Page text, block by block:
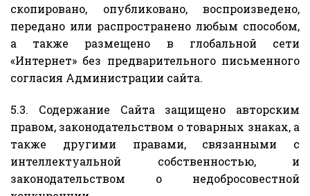
скопировано, опубликовано, воспроизведено,
передано или распространено любым способом,
а также размещено в глобальной сети
«Интернет» без предварительного письменного
согласия Администрации сайта.
5.3. Содержание Сайта защищено авторским
правом, законодательством о товарных знаках, а
также другими правами, связанными с
интеллектуальной собственностью, и
законодательством о недобросовестной